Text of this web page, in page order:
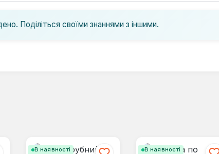
Поділіться своїми знаннями з іншими.
В наявності В наявності